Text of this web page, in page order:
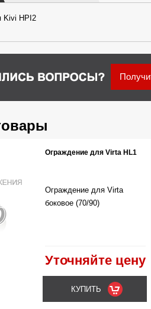
Kivi HPI2
Ограждение для Virta HL1
Ограждение для Virta
боковое (70/90)
Уточняйте цену